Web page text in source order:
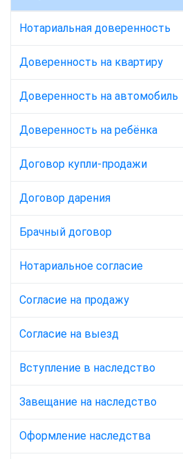
Нотариальная доверенность
Доверенность на квартиру
Доверенность на автомобиль
Доверенность на ребёнка
Договор купли-продажи
Договор дарения
Брачный договор
Нотариальное согласие
Согласие на продажу
Согласие на выезд
Вступление в наследство
Завещание на наследство
Оформление наследства